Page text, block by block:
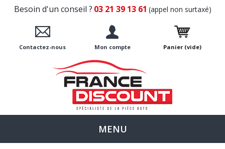
Besoin d'un conseil ? 03 21 39 13 61 (appel non surtaxé)
Contactez-nous Mon compte Panier (vide)
MENU